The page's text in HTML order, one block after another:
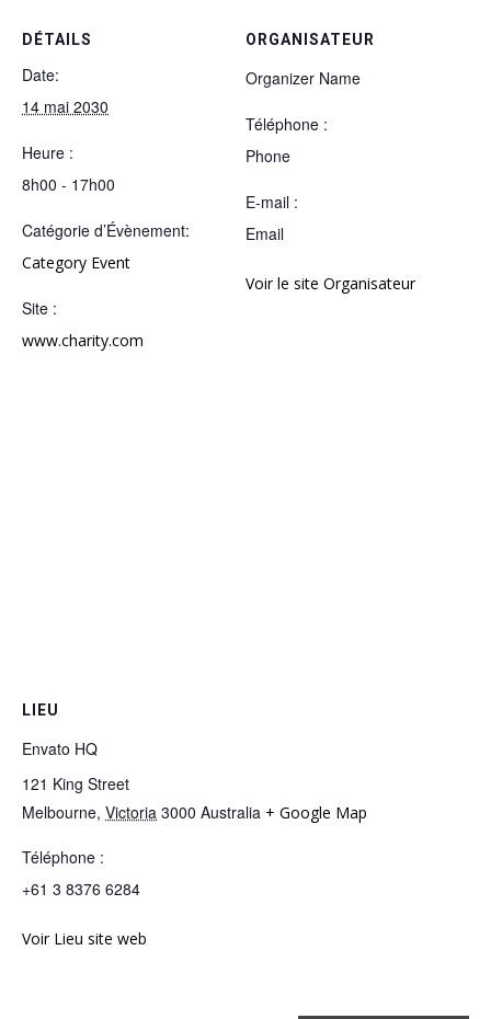
DÉTAILS
Date:
14 mai 2030
Heure :
8h00 - 17h00
Catégorie d’Évènement:
Category Event
Site :
www.charity.com
ORGANISATEUR
Organizer Name
Téléphone :
Phone
E-mail :
Email
Voir le site Organisateur
LIEU
Envato HQ
121 King Street
Melbourne, Victoria 3000 Australia + Google Map
Téléphone :
+61 3 8376 6284
Voir Lieu site web